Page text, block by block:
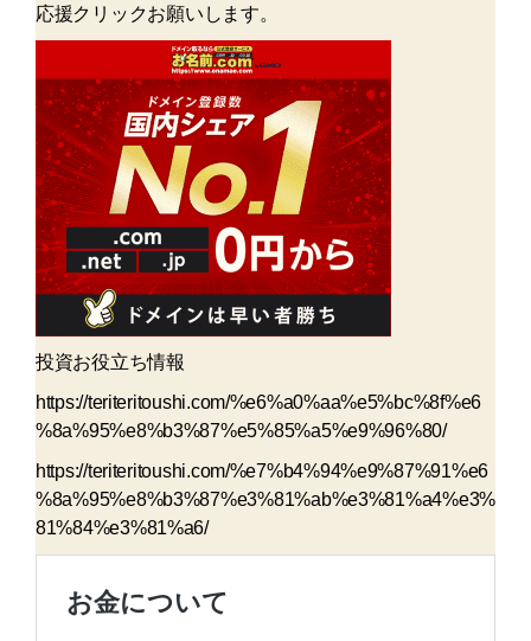
応援クリックお願いします。
投資お役立ち情報
https://teriteritoushi.com/%e6%a0%aa%e5%bc%8f%e6
%8a%95%e8%b3%87%e5%85%a5%e9%96%80/
https://teriteritoushi.com/%e7%b4%94%e9%87%91%e6
%8a%95%e8%b3%87%e3%81%ab%e3%81%a4%e3%
81%84%e3%81%a6/